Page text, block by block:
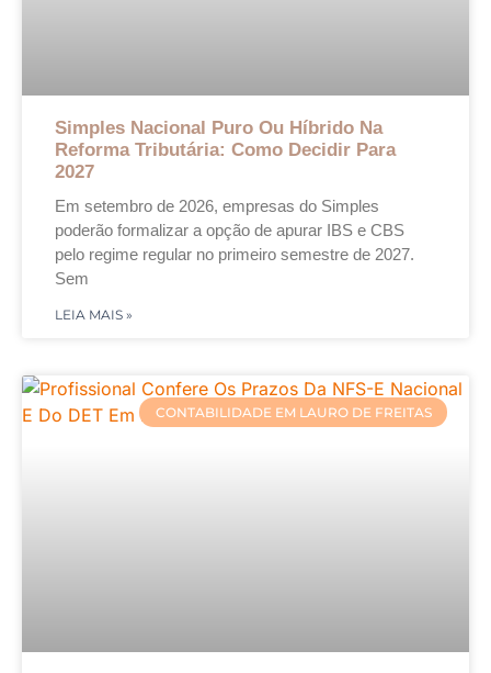
Simples Nacional Puro Ou Híbrido Na
Reforma Tributária: Como Decidir Para
2027
Em setembro de 2026, empresas do Simples
poderão formalizar a opção de apurar IBS e CBS
pelo regime regular no primeiro semestre de 2027.
Sem
LEIA MAIS »
CONTABILIDADE EM LAURO DE FREITAS